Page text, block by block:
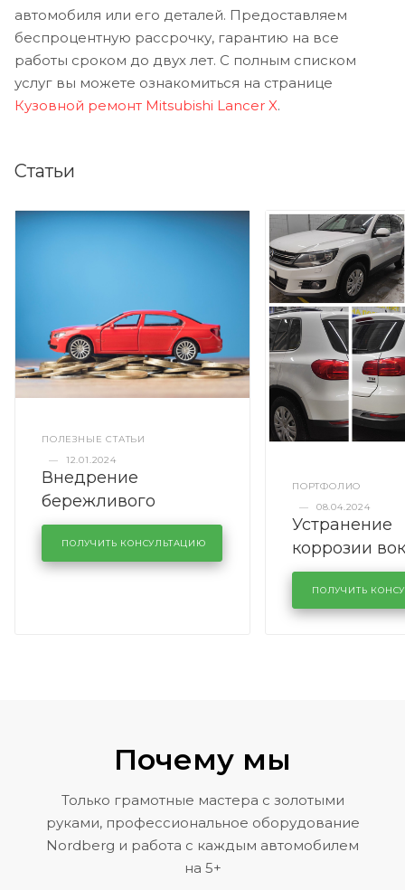
автомобиля или его деталей. Предоставляем
беспроцентную рассрочку, гарантию на все
работы сроком до двух лет. С полным списком
услуг вы можете ознакомиться на странице
Кузовной ремонт Mitsubishi Lancer X.
Статьи
ПОЛЕЗНЫЕ СТАТЬИ
—
12.01.2024
Внедрение
бережливого
производства в
кузовном сервисе
KUTUZOVV
ПОЛУЧИТЬ КОНСУЛЬТАЦИЮ
ПОРТФОЛИО
—
08.04.2024
Устранение
коррозии
лобового
районе
Volkswagen
ПОЛУЧИТЬ
Почему мы
Только грамотные мастера с золотыми
руками, профессиональное оборудование
Nordberg и работа с каждым автомобилем
на 5+